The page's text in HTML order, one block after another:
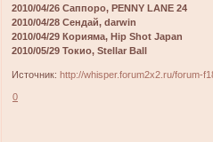
2010/04/26 Саппоро, PENNY LANE 24
2010/04/28 Сендай, darwin
2010/04/29 Корияма, Hip Shot Japan
2010/05/29 Токио, Stellar Ball
Источник:http://whisper.forum2x2.ru/forum-
0